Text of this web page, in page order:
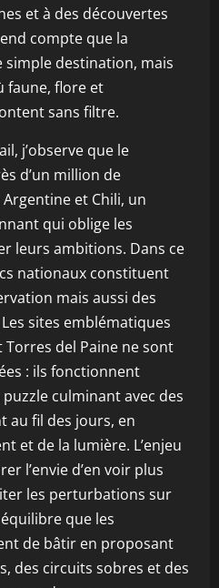
et à des découvertes
compte que la
simple destination, mais
faune, flore et
sans filtre.
j’observe que le
d’un million de
et Chili, un
qui oblige les
leurs ambitions. Dans ce
nationaux constituent
mais aussi des
sites emblématiques
Torres del Paine ne sont
: ils fonctionnent
culminant avec des
au fil des jours, en
et de la lumière. L’enjeu
l’envie d’en voir plus
les perturbations sur
que les
de bâtir en proposant
des circuits sobres et des